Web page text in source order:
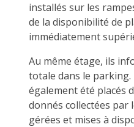
installés sur les
de la disponibilité de
immédiatement
Au même étage, ils
totale dans le
également été placés
donnés collectées par
gérées et mises à